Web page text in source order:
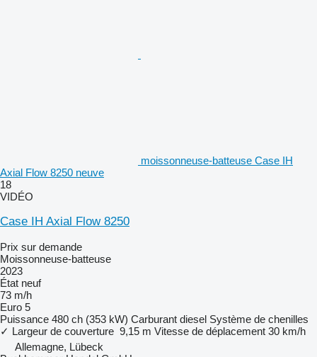
moissonneuse-batteuse Case IH
Axial Flow 8250 neuve
18
VIDÉO
Case IH Axial Flow 8250
Prix sur demande
Moissonneuse-batteuse
2023
État neuf
73 m/h
Euro 5
Puissance 480 ch (353 kW) Carburant diesel Système de chenilles
✓ Largeur de couverture 9,15 m Vitesse de déplacement 30 km/h
Allemagne, Lübeck